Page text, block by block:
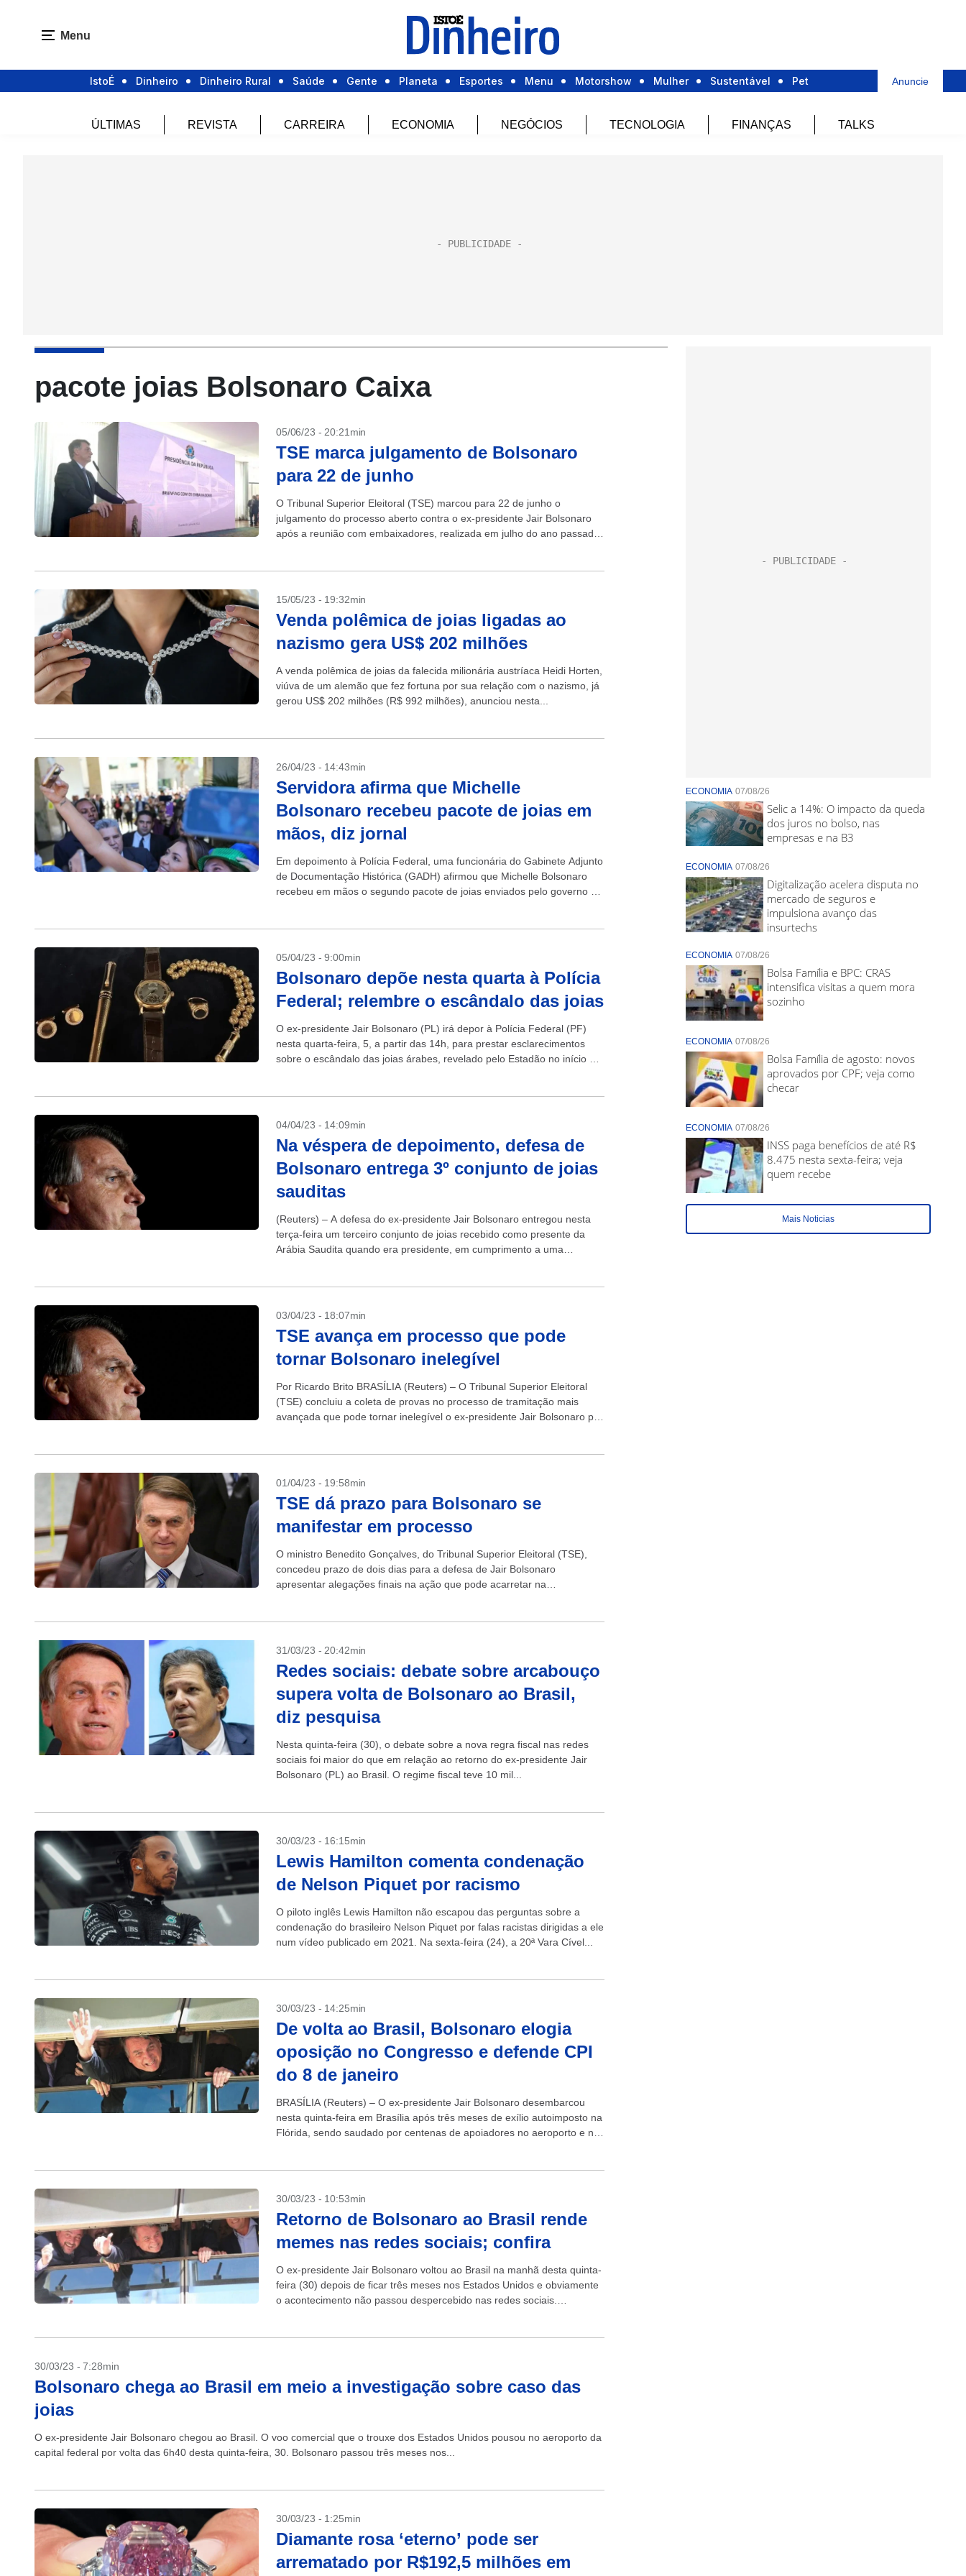
Menu
IstoÉ Dinheiro Dinheiro Rural Saúde Gente Planeta Esportes Menu Motorshow Mulher Sustentável Pet Anuncie
ÚLTIMAS REVISTA CARREIRA ECONOMIA NEGÓCIOS TECNOLOGIA FINANÇAS TALKS
pacote joias Bolsonaro Caixa
05/06/23 - 20:21min
TSE marca julgamento de Bolsonaro
para 22 de junho
O Tribunal Superior Eleitoral (TSE) marcou para 22 de junho o
julgamento do processo aberto contra o ex-presidente Jair Bolsonaro
após a reunião com embaixadores, realizada em julho do ano passado,
15/05/23 - 19:32min
Venda polêmica de joias ligadas ao
nazismo gera US$ 202 milhões
A venda polêmica de joias da falecida milionária austríaca Heidi Horten,
viúva de um alemão que fez fortuna por sua relação com o nazismo, já
gerou US$ 202 milhões (R$ 992 milhões), anunciou nesta...
26/04/23 - 14:43min
Servidora afirma que Michelle
Bolsonaro recebeu pacote de joias em
mãos, diz jornal
Em depoimento à Polícia Federal, uma funcionária do Gabinete Adjunto
de Documentação Histórica (GADH) afirmou que Michelle Bolsonaro
recebeu em mãos o segundo pacote de joias enviados pelo governo da
05/04/23 - 9:00min
Bolsonaro depõe nesta quarta à Polícia
Federal; relembre o escândalo das joias
O ex-presidente Jair Bolsonaro (PL) irá depor à Polícia Federal (PF)
nesta quarta-feira, 5, a partir das 14h, para prestar esclarecimentos
sobre o escândalo das joias árabes, revelado pelo Estadão no início de
04/04/23 - 14:09min
Na véspera de depoimento, defesa de
Bolsonaro entrega 3º conjunto de joias
sauditas
(Reuters) – A defesa do ex-presidente Jair Bolsonaro entregou nesta
terça-feira um terceiro conjunto de joias recebido como presente da
Arábia Saudita quando era presidente, em cumprimento a uma
03/04/23 - 18:07min
TSE avança em processo que pode
tornar Bolsonaro inelegível
Por Ricardo Brito BRASÍLIA (Reuters) – O Tribunal Superior Eleitoral
(TSE) concluiu a coleta de provas no processo de tramitação mais
avançada que pode tornar inelegível o ex-presidente Jair Bolsonaro por
01/04/23 - 19:58min
TSE dá prazo para Bolsonaro se
manifestar em processo
O ministro Benedito Gonçalves, do Tribunal Superior Eleitoral (TSE),
concedeu prazo de dois dias para a defesa de Jair Bolsonaro
apresentar alegações finais na ação que pode acarretar na
31/03/23 - 20:42min
Redes sociais: debate sobre arcabouço
supera volta de Bolsonaro ao Brasil,
diz pesquisa
Nesta quinta-feira (30), o debate sobre a nova regra fiscal nas redes
sociais foi maior do que em relação ao retorno do ex-presidente Jair
Bolsonaro (PL) ao Brasil. O regime fiscal teve 10 mil...
30/03/23 - 16:15min
Lewis Hamilton comenta condenação
de Nelson Piquet por racismo
O piloto inglês Lewis Hamilton não escapou das perguntas sobre a
condenação do brasileiro Nelson Piquet por falas racistas dirigidas a ele
num vídeo publicado em 2021. Na sexta-feira (24), a 20ª Vara Cível...
30/03/23 - 14:25min
De volta ao Brasil, Bolsonaro elogia
oposição no Congresso e defende CPI
do 8 de janeiro
BRASÍLIA (Reuters) – O ex-presidente Jair Bolsonaro desembarcou
nesta quinta-feira em Brasília após três meses de exílio autoimposto na
Flórida, sendo saudado por centenas de apoiadores no aeroporto e na
30/03/23 - 10:53min
Retorno de Bolsonaro ao Brasil rende
memes nas redes sociais; confira
O ex-presidente Jair Bolsonaro voltou ao Brasil na manhã desta quinta-
feira (30) depois de ficar três meses nos Estados Unidos e obviamente
o acontecimento não passou despercebido nas redes sociais.
30/03/23 - 7:28min
Bolsonaro chega ao Brasil em meio a investigação sobre caso das
joias
O ex-presidente Jair Bolsonaro chegou ao Brasil. O voo comercial que o trouxe dos Estados Unidos pousou no aeroporto da
capital federal por volta das 6h40 desta quinta-feira, 30. Bolsonaro passou três meses nos...
30/03/23 - 1:25min
Diamante rosa ‘eterno’ pode ser
arrematado por R$192,5 milhões em
ECONOMIA 07/08/26
Selic a 14%: O impacto da queda
dos juros no bolso, nas
empresas e na B3
ECONOMIA 07/08/26
Digitalização acelera disputa no
mercado de seguros e
impulsiona avanço das
insurtechs
ECONOMIA 07/08/26
Bolsa Família e BPC: CRAS
intensifica visitas a quem mora
sozinho
ECONOMIA 07/08/26
Bolsa Família de agosto: novos
aprovados por CPF; veja como
checar
ECONOMIA 07/08/26
INSS paga benefícios de até R$
8.475 nesta sexta-feira; veja
quem recebe
Mais Noticias